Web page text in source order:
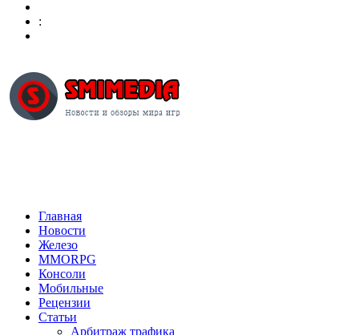
:
Главная
Новости
Железо
MMORPG
Консоли
Мобильные
Рецензии
Статьи
Арбитраж трафика